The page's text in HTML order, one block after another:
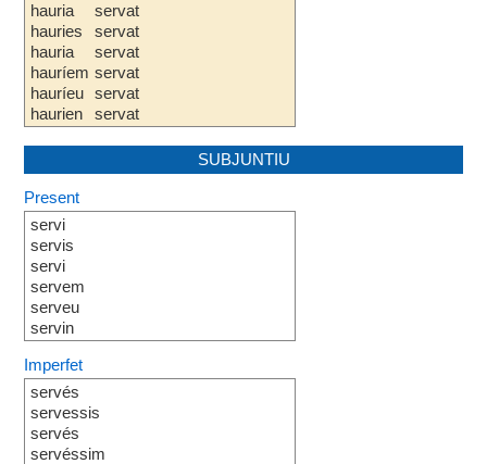
hauria
hauries
hauria
hauríem
hauríeu
haurien
servat
servat
servat
servat
servat
servat
SUBJUNTIU
Present
servi
servis
servi
servem
serveu
servin
Imperfet
servés
servessis
servés
servéssim